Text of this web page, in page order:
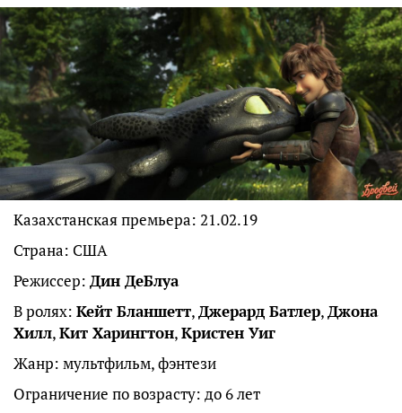
Казахстанская премьера: 21.02.19
Страна: США
Режиссер: Дин ДеБлуа
В ролях: Кейт Бланшетт,Джерард Батлер,Джона
Хилл,Кит Харингтон,Кристен Уиг
Жанр: мультфильм, фэнтези
Ограничение по возрасту: до 6 лет